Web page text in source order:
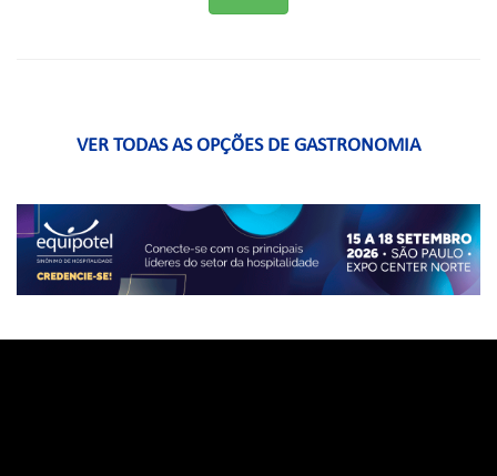
VER TODAS AS OPÇÕES DE GASTRONOMIA